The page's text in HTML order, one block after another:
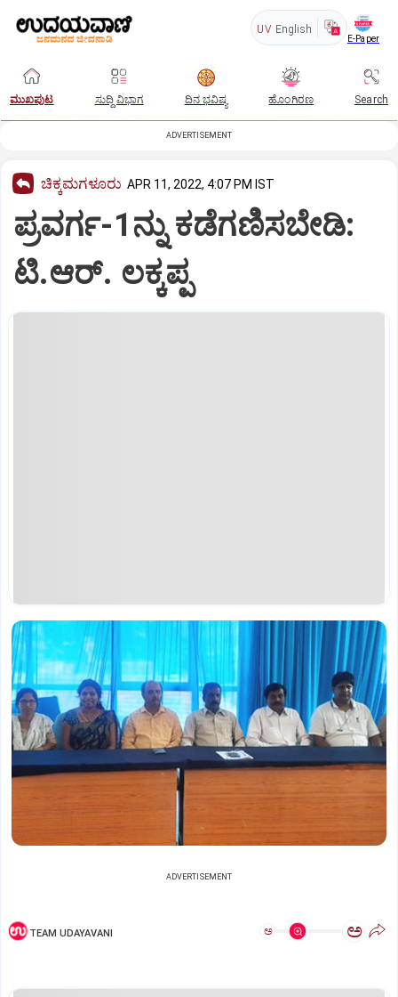
UV English
E-Paper
ಮುಖಪುಟ ಸುದ್ದಿ ವಿಭಾಗ ದಿನ ಭವಿಷ್ಯ ಹೊಂಗಿರಣ Search
ADVERTISEMENT
ಚಿಕ್ಕಮಗಳೂರು APR 11, 2022, 4:07 PM IST
ಪ್ರವರ್ಗ-1ನ್ನು ಕಡೆಗಣಿಸಬೇಡಿ:
ಟಿ.ಆರ್‌. ಲಕ್ಕಪ್ಪ
ADVERTISEMENT
TEAM UDAYAVANI ಅ ಅ